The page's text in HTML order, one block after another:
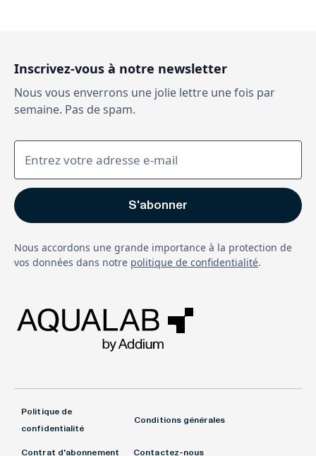
Inscrivez-vous à notre newsletter
Nous vous enverrons une jolie lettre une fois par
semaine. Pas de spam.
Nous accordons une grande importance à la protection de
vos données dans notre politique de confidentialité.
Politique de
confidentialité
Conditions générales
Contrat d'abonnement Contactez-nous